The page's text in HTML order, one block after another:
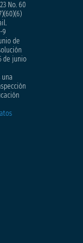
No. 60
(60)(6)
9
de
de junio
una